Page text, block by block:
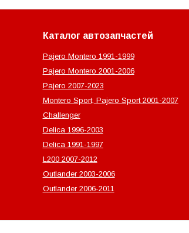
Каталог автозапчастей
Pajero Montero 1991-1999
Pajero Montero 2001-2006
Pajero 2007-2023
Montero Sport, Pajero Sport 2001-2007
Challenger
Delica 1996-2003
Delica 1991-1997
L200 2007-2012
Outlander‎ 2003-2006
Outlander‎ 2006-2011